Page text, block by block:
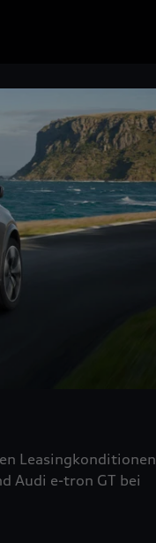
Leasingkonditionen
Audi e-tron GT bei